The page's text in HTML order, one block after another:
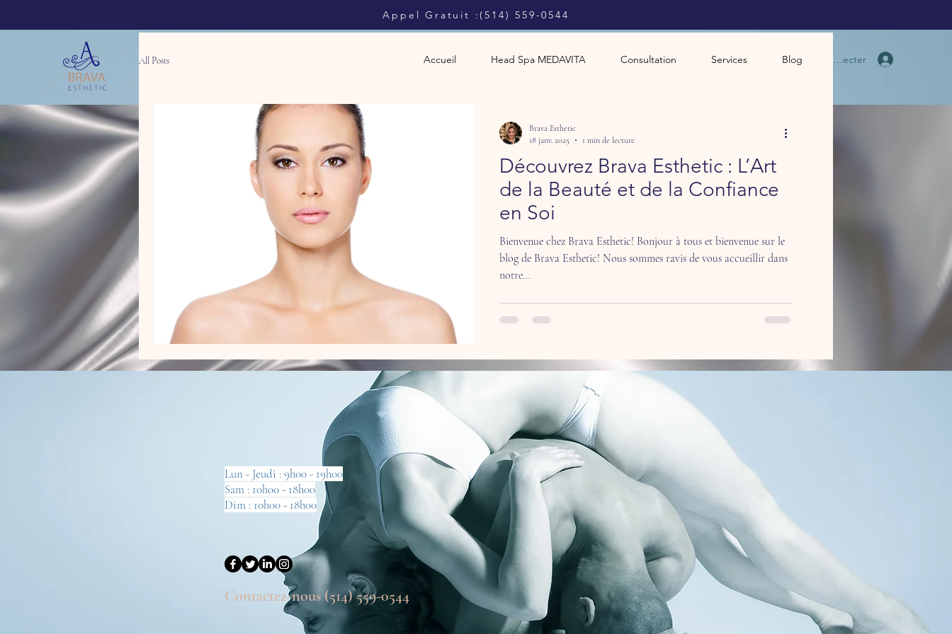
​Appel Gratuit :(514) 559-0544
Accueil Head Spa MEDAVITA Consultation Services Blog Se connecter
All Posts
Découvrez Brava Esthetic : L’Art
de la Beauté et de la Confiance
en Soi
Bienvenue chez Brava Esthetic! Bonjour à tous et bienvenue sur le
blog de Brava Esthetic! Nous sommes ravis de vous accueillir dans
notre...
Brava Esthetic
18 janv. 2025
1 min de lecture
Lun - Jeudi : 9h00 - 19h00
Sam : 10h00 - 18h00
Dim : 10h00 - 18h00
Contactez-nous (514) 559-0544